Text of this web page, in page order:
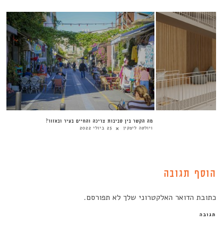
מה הקשר בין סביבות צריכה והחיים בעיר ובאזור?
ויולטה ליפקין 25 ביולי 2022
הוסף תגובה
כתובת הדואר האלקטרוני שלך לא תפורסם.
תגובה